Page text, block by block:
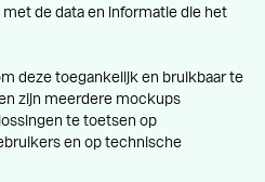
de data en informatie die het
deze toegankelijk en bruikbaar te
zijn meerdere mockups
te toetsen op
en op technische